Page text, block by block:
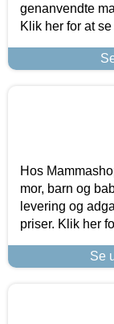
genanvendte
Klik her for at
Hos
mor, barn og
levering og
priser. Klik her
Se